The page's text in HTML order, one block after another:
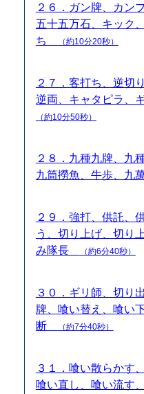
２６．ガン牌、カン
五十五万石、キック
ち
（約10分20秒）
２７．客打ち、逆切
逆両、キャタピラ、
（約10分50秒）
２８．九種九牌、九
九筒撈魚、牛歩、九
２９．強打、供託、
う、切り上げ、切り
み隊長
（約6分40秒）
３０．ギリ師、切り
牌、喰い替え、喰い
断
（約7分40秒）
３１．喰い散らかす
喰い直し、喰い流す